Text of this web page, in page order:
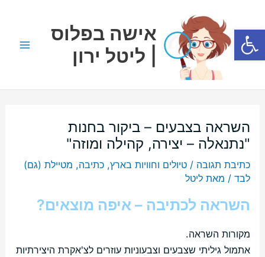
פתח סרגל נגישות
אישה בפלוס
| ליטל ירון
השראה בצבעים – ביקור בחנות
"נתנאלה – יצירה, קהילה ומוזה"
כתיבת תגובה /טיולים וחוויות בארץ,כתיבה, מטיילת (גם)
לבד / מאתליטל
השראה לכתיבה – איפה מוצאים?
מקורות השראה.
אתמול גיליתי שצבעים וצבעוניות עוזרים לצ'אקרת היצירתיות